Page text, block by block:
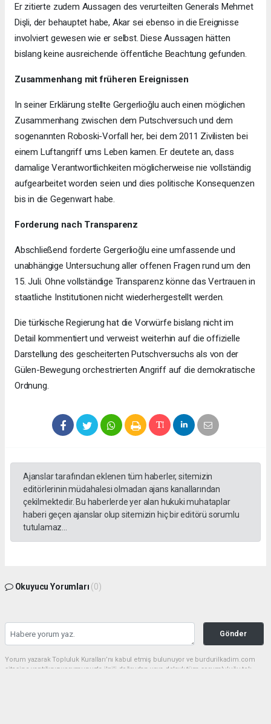
Er zitierte zudem Aussagen des verurteilten Generals Mehmet
Dişli, der behauptet habe, Akar sei ebenso in die Ereignisse
involviert gewesen wie er selbst. Diese Aussagen hätten
bislang keine ausreichende öffentliche Beachtung gefunden.
Zusammenhang mit früheren Ereignissen
In seiner Erklärung stellte Gergerlioğlu auch einen möglichen
Zusammenhang zwischen dem Putschversuch und dem
sogenannten Roboski-Vorfall her, bei dem 2011 Zivilisten bei
einem Luftangriff ums Leben kamen. Er deutete an, dass
damalige Verantwortlichkeiten möglicherweise nie vollständig
aufgearbeitet worden seien und dies politische Konsequenzen
bis in die Gegenwart habe.
Forderung nach Transparenz
Abschließend forderte Gergerlioğlu eine umfassende und
unabhängige Untersuchung aller offenen Fragen rund um den
15. Juli. Ohne vollständige Transparenz könne das Vertrauen in
staatliche Institutionen nicht wiederhergestellt werden.
Die türkische Regierung hat die Vorwürfe bislang nicht im
Detail kommentiert und verweist weiterhin auf die offizielle
Darstellung des gescheiterten Putschversuchs als von der
Gülen-Bewegung orchestrierten Angriff auf die demokratische
Ordnung.
Ajanslar tarafından eklenen tüm haberler, sitemizin
editörlerinin müdahalesi olmadan ajans kanallarından
çekilmektedir. Bu haberlerde yer alan hukuki muhataplar
haberi geçen ajanslar olup sitemizin hiç bir editörü sorumlu
tutulamaz...
Okuyucu Yorumları (0)
Gönder
Yorum yazarak Topluluk Kuralları’nı kabul etmiş bulunuyor ve burdurilkadim.com
sitesine yaptığınız yorumunuzla ilgili doğrudan veya dolaylı tüm sorumluluğu tek